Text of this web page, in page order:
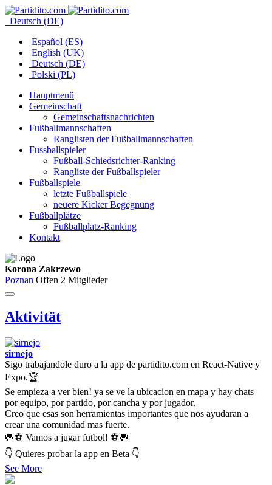
Deutsch (DE)
Español (ES)
English (UK)
Deutsch (DE)
Polski (PL)
Hauptmenü
Gemeinschaft
Gemeinschaftsnachrichten
Fußballmannschaften
Ranglisten der Fußballmannschaften
Fussballspieler
Fußball-Schiedsrichter-Ranking
Rangliste der Fußballspieler
Fußballspiele
letzte Fußballspiele
neuere Kicker Begegnung
Fußballplätze
Fußballplatz-Ranking
Kontakt
Korona Zakrzewo
Poznan Offen 2 Mitglieder
Aktivität
sirnejo
Sigo trabajandole duro a la app de partidito.com en React-Native y
Expo.🏆
Se empieza a ver bien! ya se ve la ubicacion en mapa y hay chats
por equipo, por partido, por cancha y por jugador.
Creo que esas son herramientas importantes que nos ayudaran a
crear una comunidad mas fuerte.
🥅⚽ Vamos a jugar futbol! ⚽🥅
👇 Quieres probar la app en Beta 👇
See More